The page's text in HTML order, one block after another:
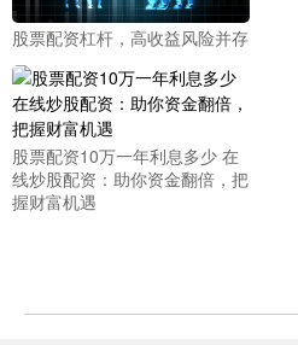
股票配资杠杆，高收益风险并存
股票配资10万一年利息多少 在
线炒股配资：助你资金翻倍，把
握财富机遇